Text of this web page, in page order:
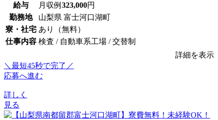
給与 月収例 323,000円
勤務地
山梨県 富士河口湖町
寮・社宅 あり（無料）
仕事内容 検査 / 自動車系工場 / 交替制
詳細を表示
＼最短45秒で完了／
応募へ進む
詳しく
見る